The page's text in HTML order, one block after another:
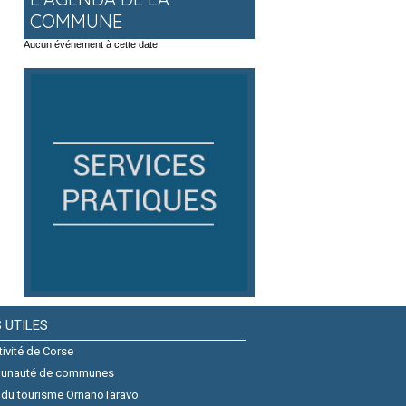
COMMUNE
Aucun événement à cette date.
UTILES
de Corse
de communes
tourisme OrnanoTaravo